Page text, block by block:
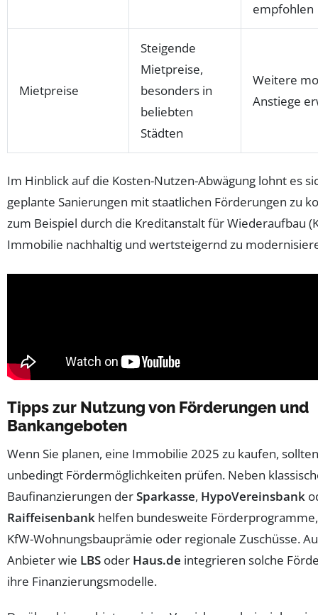
empfohlen
Mietpreise
Steigende
Mietpreise,
besonders in
beliebten
Städten
Weitere
Anstiege
Im Hinblick auf die Kosten-Nutzen-Abwägung lohnt es
geplante Sanierungen mit staatlichen Förderungen zu
zum Beispiel durch die Kreditanstalt für Wiederaufbau
Immobilie nachhaltig und wertsteigernd zu
Tipps zur Nutzung von Förderungen und
Bankangeboten
Wenn Sie planen, eine Immobilie 2025 zu kaufen,
unbedingt Fördermöglichkeiten prüfen. Neben
Baufinanzierungen derSparkasse, HypoVereinsbank
Raiffeisenbank helfen bundesweite
KfW-Wohnungsbauprämie oder regionale Zuschüsse.
Anbieter wie LBS oder Haus.de integrieren solche
ihre Finanzierungsmodelle.